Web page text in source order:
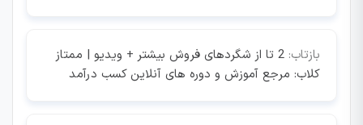
بازتاب:
2 تا از شگردهای فروش بیشتر + ویدیو | ممتاز
کلاب: مرجع آموزش و دوره های آنلاین کسب درآمد